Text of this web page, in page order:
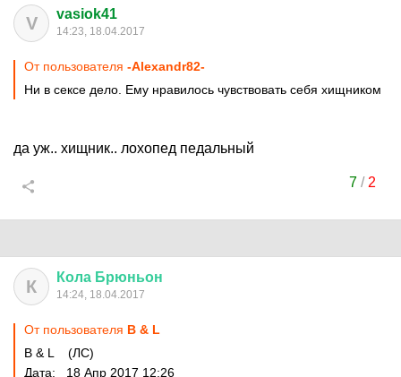
V vasiok41
14:23, 18.04.2017
От пользователя -Alexandr82-
Ни в сексе дело. Ему нравилось чувствовать себя хищником
да уж.. хищник.. лохопед педальный
7/ 2
К Кола Брюньон
14:24, 18.04.2017
От пользователя B & L
B & L (ЛС)
Дата: 18 Апр 2017 12:26